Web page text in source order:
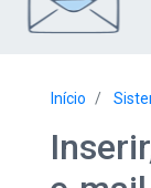
Início